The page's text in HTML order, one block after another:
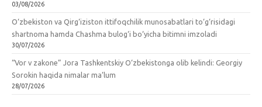
03/08/2026
O‘zbekiston va Qirg‘iziston ittifoqchilik munosabatlari to‘g‘risidagi
shartnoma hamda Chashma bulog‘i bo‘yicha bitimni imzoladi
30/07/2026
“Vor v zakone” Jora Tashkentskiy O‘zbekistonga olib kelindi: Georgiy
Sorokin haqida nimalar ma’lum
28/07/2026